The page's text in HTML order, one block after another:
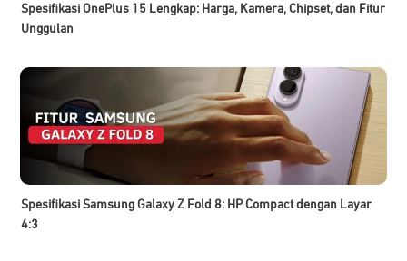
Spesifikasi OnePlus 15 Lengkap: Harga, Kamera, Chipset, dan Fitur
Unggulan
Spesifikasi Samsung Galaxy Z Fold 8: HP Compact dengan Layar
4:3